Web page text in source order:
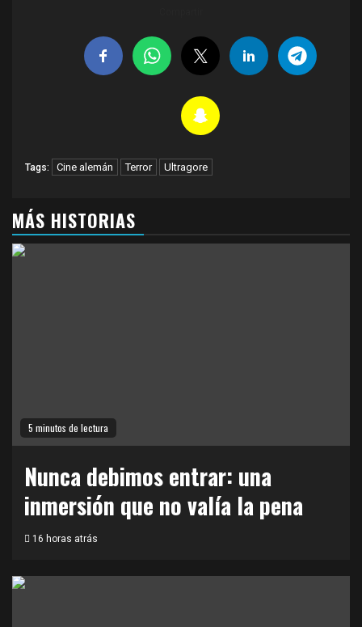
Tags: Cine alemán Terror Ultragore
MÁS HISTORIAS
5 minutos de lectura
Nunca debimos entrar: una
inmersión que no valía la pena
16 horas atrás